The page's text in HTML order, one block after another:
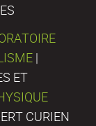
|
ET
CURIEN